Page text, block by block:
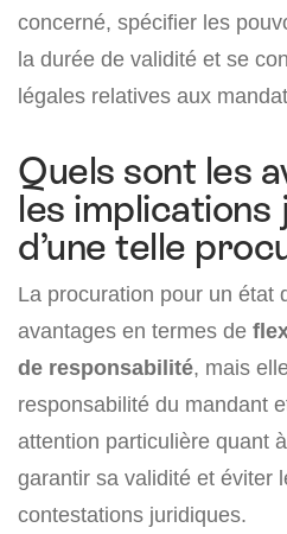
concerné, spécifier les
la durée de validité et se
légales relatives aux
Quels sont les
les implications
d’une telle
La procuration pour un état
avantages en termes de
de responsabilité, mais
responsabilité du mandant
attention particulière quant
garantir sa validité et éviter
contestations juridiques.